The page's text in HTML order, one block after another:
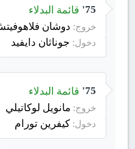
75' قائمة البدلاء
خروج: دوشان
دخول: جوناثان دايفيد
75' قائمة البدلاء
خروج: مانويل لوكاتيلي
دخول: كيفرين تورام